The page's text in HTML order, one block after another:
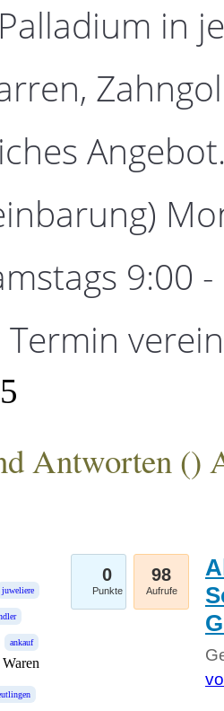
in
9:00
Termin
Antworten ()
juweliere
ankauf
Waren
0
Punkte
98
Aufrufe